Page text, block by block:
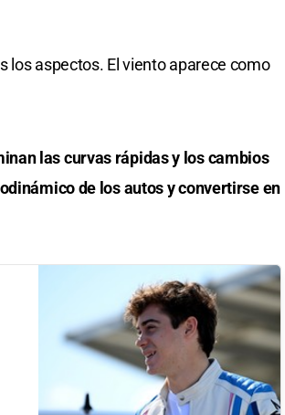
los aspectos. El viento aparece como
las curvas rápidas y los cambios
de los autos y convertirse en